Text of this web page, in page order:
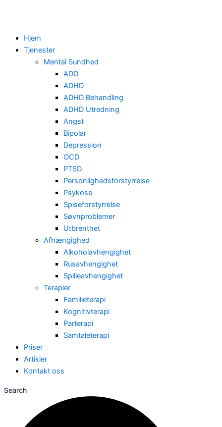
Hjem
Tjenester
Mental Sundhed
ADD
ADHD
ADHD Behandling
ADHD Utredning
Angst
Bipolar
Depression
OCD
PTSD
Personlighedsforstyrrelse
Psykose
Spiseforstyrrelse
Søvnproblemer
Utbrenthet
Afhængighed
Alkoholavhengighet
Rusavhengighet
Spilleavhengighet
Terapier
Familieterapi
Kognitivterapi
Parterapi
Samtaleterapi
Priser
Artikler
Kontakt oss
Search